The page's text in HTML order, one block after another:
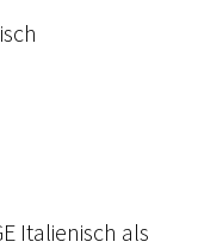
Italienisch als